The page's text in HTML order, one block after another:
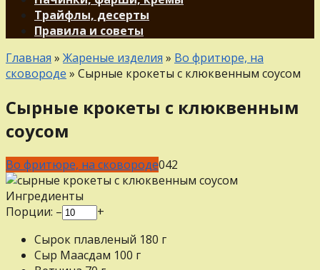
Трайфлы, десерты
Правила и советы
Главная » Жареные изделия » Во фритюре, на
сковороде » Сырные крокеты с клюквенным соусом
Сырные крокеты с клюквенным
соусом
Во фритюре, на сковороде042
Ингредиенты
Порции: –
+
Сырок плавленый 180 г
Сыр Маасдам 100 г